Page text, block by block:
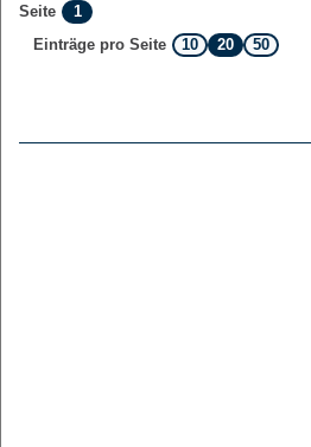
Seite
1
Einträge pro Seite
10 20 50